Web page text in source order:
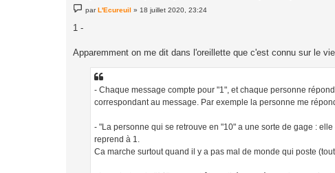
e
s
e
parL'Ecureuil » 18 juillet 2020, 23:24
1 -
Apparemment on me dit dans l'oreillette que c'est connu sur le
- Chaque message compte pour "1", et chaque personne
correspondant au message. Par exemple la personne me
- "La personne qui se retrouve en "10" a une sorte de gage :
reprend à 1.
Ca marche surtout quand il y a pas mal de monde qui poste